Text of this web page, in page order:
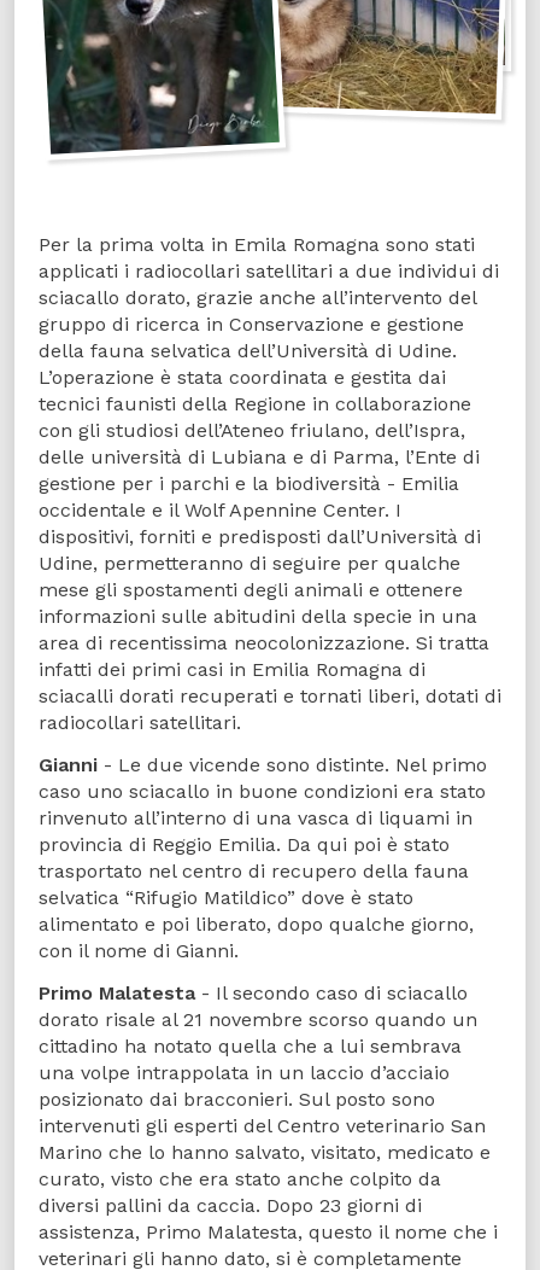
Per la prima volta in Emila Romagna sono stati
applicati i radiocollari satellitari a due individui di
sciacallo dorato, grazie anche all’intervento del
gruppo di ricerca in Conservazione e gestione
della fauna selvatica dell’Università di Udine.
L’operazione è stata coordinata e gestita dai
tecnici faunisti della Regione in collaborazione
con gli studiosi dell’Ateneo friulano, dell’Ispra,
delle università di Lubiana e di Parma, l’Ente di
gestione per i parchi e la biodiversità - Emilia
occidentale e il Wolf Apennine Center. I
dispositivi, forniti e predisposti dall’Università di
Udine, permetteranno di seguire per qualche
mese gli spostamenti degli animali e ottenere
informazioni sulle abitudini della specie in una
area di recentissima neocolonizzazione. Si tratta
infatti dei primi casi in Emilia Romagna di
sciacalli dorati recuperati e tornati liberi, dotati di
radiocollari satellitari.
Gianni - Le due vicende sono distinte. Nel primo
caso uno sciacallo in buone condizioni era stato
rinvenuto all’interno di una vasca di liquami in
provincia di Reggio Emilia. Da qui poi è stato
trasportato nel centro di recupero della fauna
selvatica “Rifugio Matildico” dove è stato
alimentato e poi liberato, dopo qualche giorno,
con il nome di Gianni.
Primo Malatesta- Il secondo caso di sciacallo
dorato risale al 21 novembre scorso quando un
cittadino ha notato quella che a lui sembrava
una volpe intrappolata in un laccio d’acciaio
posizionato dai bracconieri. Sul posto sono
intervenuti gli esperti del Centro veterinario San
Marino che lo hanno salvato, visitato, medicato e
curato, visto che era stato anche colpito da
diversi pallini da caccia. Dopo 23 giorni di
assistenza, Primo Malatesta, questo il nome che i
veterinari gli hanno dato, si è completamente